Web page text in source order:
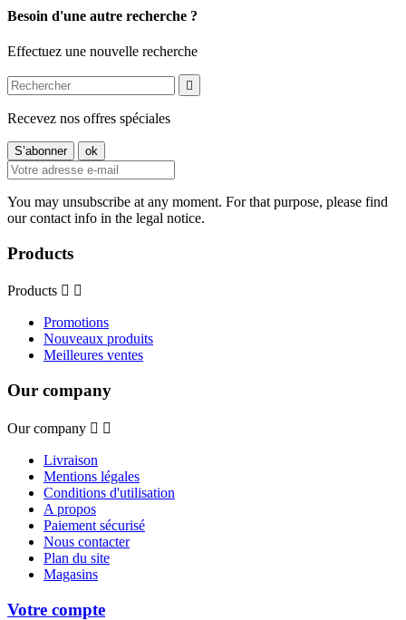
Besoin d'une autre recherche ?
Effectuez une nouvelle recherche

Recevez nos offres spéciales
You may unsubscribe at any moment. For that purpose, please find
our contact info in the legal notice.
Products
Products  
Promotions
Nouveaux produits
Meilleures ventes
Our company
Our company  
Livraison
Mentions légales
Conditions d'utilisation
A propos
Paiement sécurisé
Nous contacter
Plan du site
Magasins
Votre compte